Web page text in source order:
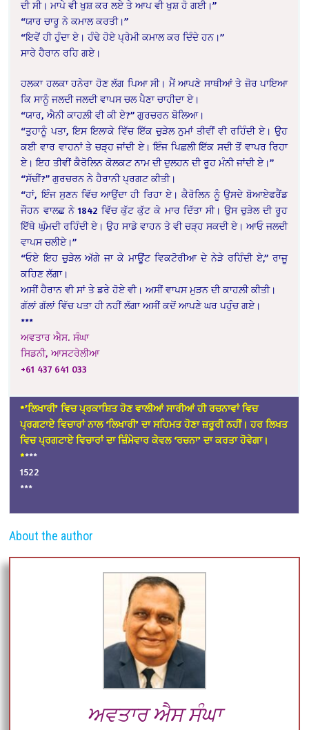
ਦੀ ਸੀ। ਮਾਪੇ ਵੀ ਖੁਸ਼ ਕਰ ਲਏ ਤੇ ਆਪ ਵੀ ਖੁਸ਼ ਹੋ ਗਈ।”
“ਯਾਰ ਚਾਰੂ ਨੇ ਕਮਾਲ ਕਰਤੀ।”
“ਇਵੇਂ ਹੀ ਹੁੰਦਾ ਏ। ਹੰਢੇ ਹੋਏ ਪ੍ਰੇਮੀ ਕਮਾਲ ਕਰ ਦਿੰਦੇ ਹਨ।”
ਸਾਰੇ ਹੈਰਾਨ ਰਹਿ ਗਏ।
ਹਲਕਾ ਹਲਕਾ ਹਨੇਰਾ ਹੋਣ ਲੱਗ ਪਿਆ ਸੀ। ਮੈਂ ਆਪਣੇ ਸਾਥੀਆਂ ਤੇ ਜ਼ੋਰ ਪਾਇਆ
ਕਿ ਸਾਨੂੰ ਜਲਦੀ ਜਲਦੀ ਵਾਪਸ ਚਲ ਪੈਣਾ ਚਾਹੀਦਾ ਏ।
“ਯਾਰ, ਐਨੀ ਕਾਹਲ਼ੀ ਵੀ ਕੀ ਏ?” ਗੁਰਚਰਨ ਬੋਲਿਆ।
“ਤੁਹਾਨੂੰ ਪਤਾ, ਇਸ ਇਲਾਕੇ ਵਿੱਚ ਇੱਕ ਚੁੜੇਲ ਨੁਮਾਂ ਤੀਵੀਂ ਵੀ ਰਹਿੰਦੀ ਏ। ਉਹ
ਕਈ ਵਾਰ ਵਾਹਨਾਂ ਤੇ ਚੜ੍ਹ ਜਾਂਦੀ ਏ। ਇੰਜ ਪਿਛਲੀ ਇੱਕ ਸਦੀ ਤੋਂ ਵਾਪਰ ਰਿਹਾ
ਏ। ਇਹ ਤੀਵੀਂ ਕੈਰੋਲਿਨ ਕੋਲਕਟ ਨਾਮ ਦੀ ਦੁਲਹਨ ਦੀ ਰੂਹ ਮੰਨੀ ਜਾਂਦੀ ਏ।”
“ਸੱਚੀਂ?” ਗੁਰਚਰਨ ਨੇ ਹੈਰਾਨੀ ਪ੍ਰਗਟ ਕੀਤੀ।
“ਹਾਂ, ਇੰਜ ਸੁਣਨ ਵਿੱਚ ਆਉਂਦਾ ਹੀ ਰਿਹਾ ਏ। ਕੈਰੋਲਿਨ ਨੂੰ ਉਸਦੇ ਬੋਆਏਫਰੈਂਡ
ਜੌਹਨ ਵਾਲਛ ਨੇ 1842 ਵਿੱਚ ਕੁੱਟ ਕੁੱਟ ਕੇ ਮਾਰ ਦਿੱਤਾ ਸੀ। ਉਸ ਚੁੜੇਲ ਦੀ ਰੂਹ
ਇੱਥੇ ਘੁੰਮਦੀ ਰਹਿੰਦੀ ਏ। ਉਹ ਸਾਡੇ ਵਾਹਨ ਤੇ ਵੀ ਚੜ੍ਹ ਸਕਦੀ ਏ। ਆਓ ਜਲਦੀ
ਵਾਪਸ ਚਲੀਏ।”
“ਓਏ ਇਹ ਚੁੜੇਲ ਅੱਗੇ ਜਾ ਕੇ ਮਾਊਂਟ ਵਿਕਟੋਰੀਆ ਦੇ ਨੇੜੇ ਰਹਿੰਦੀ ਏ,” ਰਾਜੂ
ਕਹਿਣ ਲੱਗਾ।
ਅਸੀਂ ਹੈਰਾਨ ਵੀ ਸਾਂ ਤੇ ਡਰੇ ਹੋਏ ਵੀ। ਅਸੀਂ ਵਾਪਸ ਮੁੜਨ ਦੀ ਕਾਹਲ਼ੀ ਕੀਤੀ।
ਗੱਲਾਂ ਗੱਲਾਂ ਵਿੱਚ ਪਤਾ ਹੀ ਨਹੀਂ ਲੱਗਾ ਅਸੀਂ ਕਦੋਂ ਆਪਣੇ ਘਰ ਪਹੁੰਚ ਗਏ।
***
ਅਵਤਾਰ ਐਸ. ਸੰਘਾ
ਸਿਡਨੀ, ਆਸਟਰੇਲੀਆ
+61 437 641 033
*’ਲਿਖਾਰੀ’ ਵਿਚ ਪ੍ਰਕਾਸ਼ਿਤ ਹੋਣ ਵਾਲੀਆਂ ਸਾਰੀਆਂ ਹੀ ਰਚਨਾਵਾਂ ਵਿਚ
ਪ੍ਰਗਟਾਏ ਵਿਚਾਰਾਂ ਨਾਲ ‘ਲਿਖਾਰੀ’ ਦਾ ਸਹਿਮਤ ਹੋਣਾ ਜ਼ਰੂਰੀ ਨਹੀਂ। ਹਰ ਲਿਖਤ
ਵਿਚ ਪ੍ਰਗਟਾਏ ਵਿਚਾਰਾਂ ਦਾ ਜ਼ਿੰਮੇਵਾਰ ਕੇਵਲ ‘ਰਚਨਾ’ ਦਾ ਕਰਤਾ ਹੋਵੇਗਾ।
****
1522
***
About the author
ਅਵਤਾਰ ਐਸ ਸੰਘਾ